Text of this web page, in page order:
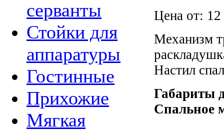
серванты
Стойки для
аппаратуры
Гостинные
Прихожие
Мягкая
Цена от:
Механизм
Настил
Габариты
Спальное